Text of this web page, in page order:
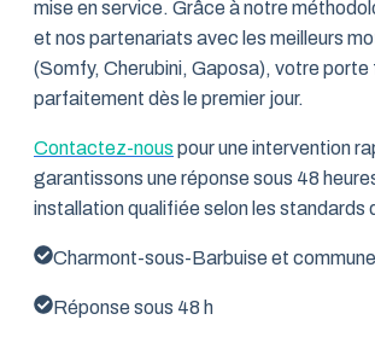
mise en service. Grâce à notre
et nos partenariats avec les meilleurs
(Somfy, Cherubini, Gaposa), votre porte
parfaitement dès le premier jour.
Contactez-nous pour une intervention
garantissons une réponse sous 48
installation qualifiée selon les standards
Charmont-sous-Barbuise et
Réponse sous 48 h